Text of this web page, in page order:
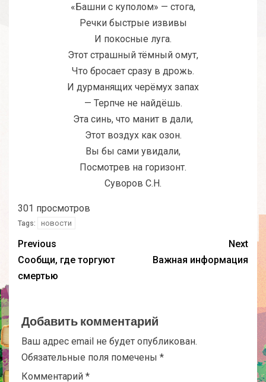
«Башни с куполом» — стога,
Речки быстрые извивы
И покосные луга.
Этот страшный тёмный омут,
Что бросает сразу в дрожь.
И дурманящих черёмух запах
— Терпче не найдёшь.
Эта синь, что манит в дали,
Этот воздух как озон.
Вы бы сами увидали,
Посмотрев на горизонт.
Суворов С.Н.
301 просмотров
Tags: новости
Previous
Сообщи, где торгуют
смертью
Next
Важная информация
Добавить комментарий
Ваш адрес email не будет опубликован.
Обязательные поля помечены *
Комментарий *